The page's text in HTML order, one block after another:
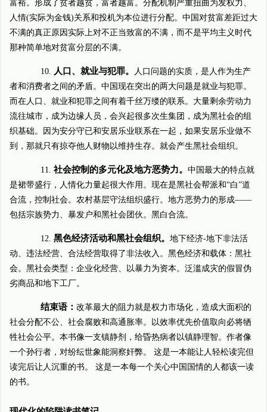
富裕。形成了贫者越贫，富者越富。分配机制严重扭曲为发权力、
人情(实际为金钱)关系和投机为本位进行分配。中国对贫富差距过大
不满的真正原因实际上对不正当致富的不满，而不是平均主义时代
那种简单地对贫富分层的不满。
10. 人口、就业与犯罪。
人口问题的实质，是人作为生产
者和消费者之间的矛盾。中国现在突出的两大问题是就业与犯罪。
而在人口、就业和犯罪之间有着千丝万缕的联系。大量剩余劳动力
流往城市，成为边缘人员，会兴起很多次生集团，成为黑社会的组
织基础。因为安分守已和安居乐业联系在一起，如果安居乐业做不
到，那就只有掠夺他人财物以维持生存。就会产生黑社会组织。
11. 社会控制的多元化及地方恶势力。 中国最大的特点就
是裙带盛行，人情化力量起很大作用。现在是黑社会帮派和“白”道
合流，控制社会。农村基层守法组织盛行。地方恶势力的形成――
包括宗族势力、暴发户和黑社会团伙。黑白合流。
12. 黑色经济活动和黑社会组织。 地下经济-地下非法活
动、违法经营、合法经营取得了非法收入。黑色经济和载体：黑社
会。黑社会类型：企业化经营、以暴力为资本。泛滥成灾的假冒伪
劣商品和地下工厂。
结束语： 改革最大的阻力就是权力市场化，造成大面积的
社会分配不公、社会腐败和高通胀率。以效率优先价值取向必将牺
牲社会公平。本书像一支镇静剂，给昏热病者以镇静理智。作者像
一个孙行者，对纷纭世象能洞察奸弊。 这是一本能让人轻松读完但
读完后让人沉重的书。 这是一本每一个关心中国国情的人都该一读
的书。